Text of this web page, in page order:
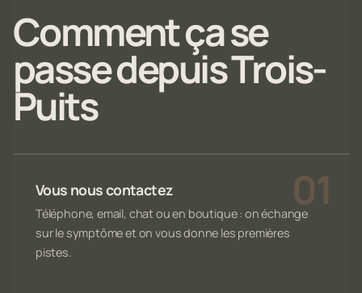
Comment ça se
passe depuis Trois-
Puits
Vous nous contactez
Téléphone, email, chat ou en boutique : on échange
sur le symptôme et on vous donne les premières
pistes.